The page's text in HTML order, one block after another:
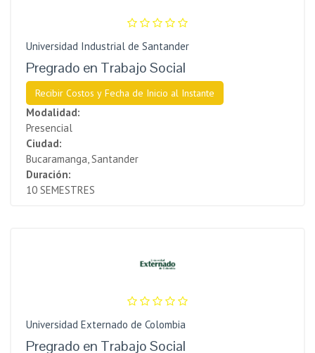
Universidad Industrial de Santander
Pregrado en Trabajo Social
Recibir Costos y Fecha de Inicio al Instante
Modalidad:
Presencial
Ciudad:
Bucaramanga, Santander
Duración:
10 SEMESTRES
Universidad Externado de Colombia
Pregrado en Trabajo Social